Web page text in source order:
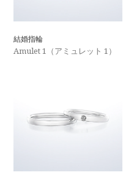
結婚指輪
Amulet 1（アミュレット 1）